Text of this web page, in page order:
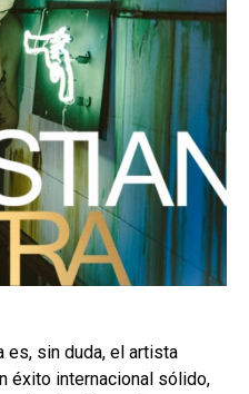
es, sin duda, el artista
éxito internacional sólido,